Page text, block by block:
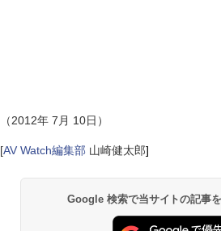
（2012年 7月 10日）
[AV Watch編集部 山崎健太郎]
Google 検索で当サイトの記事